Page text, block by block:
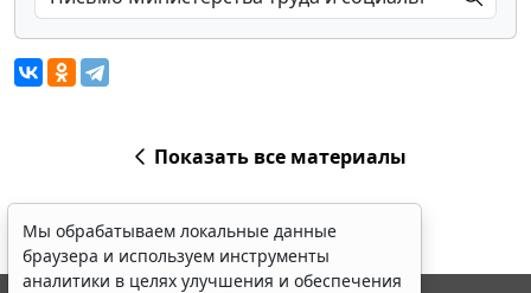
Показать все материалы
Мы обрабатываем локальные данные
браузера и используем инструменты
аналитики в целях улучшения и обеспечения